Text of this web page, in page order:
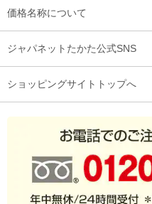
価格名称について
ジャパネットたかた公式SNS
ショッピングサイトトップへ